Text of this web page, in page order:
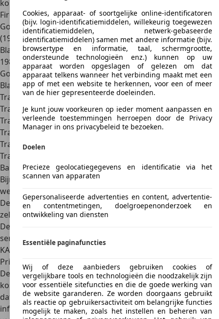
kort overzicht:
Firebird Trans Am- Zwart
Golden Trans Am Pontiac 50th Anniversary Limited Edition
(1976)
Black and Gold Trans Am Special Edition (1977-1978, 1980-
1981)
Gold Trans Am Special Edition "Y88" (1978)
Black Trans Am Special Edition "Y84" (1979)
Trans Am 10th Anniversary Edition (1979)
Trans Am Turbo Indy Pace Car Edition (1980)
Trans Am Turbo NASCAR Pace Car Edition (1981)
Trans Am Ram Air IV
Trans Am Turbo
Trans Am GTA
Bandit Edition Trans
Bijna al deze varianten hebben een uitzonderlijke motor of
werden in sommige gevallen zelfs als racewagen gebruikt.
Deze auto's zijn echter navenant zeldzaam op de markt -
zelfs in de VS.
De Pontiac Trans Am is ook bekend van de Amerikaanse tv-
serie "Knight Rider" - beide auto's in de serie, KITT en
KARR, zijn aangepaste Trans Ams van de derde generatie.
Prijs
De eerste Pontiac Trans Am werdgemaakt in 1967 en
kostte toen slechts $3.000; in de wereld van vandaag zou
dat ongeveer € 4.700 zijn, rekening houdend met de
inflatie. Tegenwoordig heeft de Pontiac allang de status
Cookies, apparaat- of soortgelijke online-identificatoren
(bijv. login-identificatiemiddelen, willekeurig toegewezen
identificatiemiddelen, netwerk-gebaseerde
identificatiemiddelen) samen met andere informatie (bijv.
browsertype en informatie, taal, schermgrootte,
ondersteunde technologieën enz.) kunnen op uw
apparaat worden opgeslagen of gelezen om dat
apparaat telkens wanneer het verbinding maakt met een
app of met een website te herkennen, voor een of meer
van de hier gepresenteerde doeleinden.
Je kunt jouw voorkeuren op ieder moment aanpassen en
verleende toestemmingen herroepen door de Privacy
Manager in ons privacybeleid te bezoeken.
Doelen
Precieze geolocatiegegevens en identificatie via het
scannen van apparaten
Gepersonaliseerde advertenties en content, advertentie-
en contentmetingen, doelgroepenonderzoek en
ontwikkeling van diensten
Essentiële paginafuncties
Wij of deze aanbieders gebruiken cookies of
vergelijkbare tools en technologieën die noodzakelijk zijn
voor essentiële sitefuncties en die de goede werking van
de website garanderen. Ze worden doorgaans gebruikt
als reactie op gebruikersactiviteit om belangrijke functies
mogelijk te maken, zoals het instellen en beheren van